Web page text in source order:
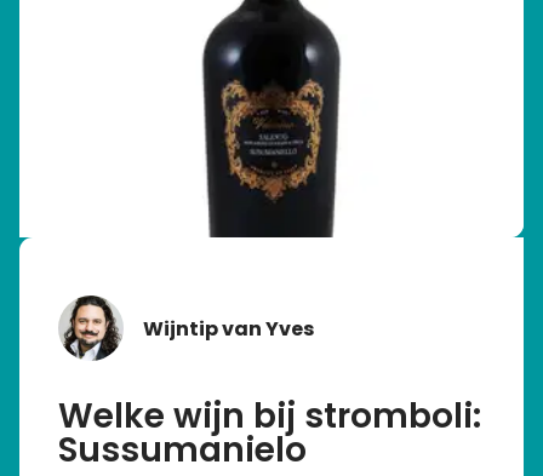
Wijntip van Yves
Welke wijn bij stromboli:
Sussumanielo